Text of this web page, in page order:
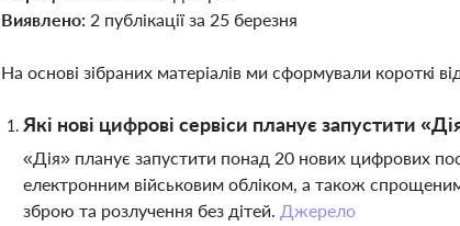
Виявлено: 2 публікації за 25 березня
На основі зібраних матеріалів ми сформували короткі
Які нові цифрові сервіси планує запустити
«Дія» планує запустити понад 20 нових цифрових
електронним військовим обліком, а також
зброю та розлучення без дітей. Джерело